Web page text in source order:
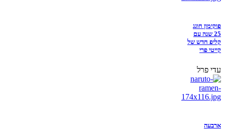
פוקימון חוגג
25 שנה עם
קליפ חדש של
קייטי פרי
עדי פרל
ארבעה